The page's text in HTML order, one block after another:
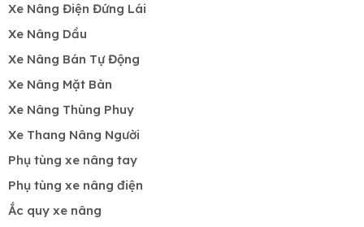
Xe Nâng Điện Đứng Lái
Xe Nâng Dầu
Xe Nâng Bán Tự Động
Xe Nâng Mặt Bàn
Xe Nâng Thùng Phuy
Xe Thang Nâng Người
Phụ tùng xe nâng tay
Phụ tùng xe nâng điện
Ắc quy xe nâng